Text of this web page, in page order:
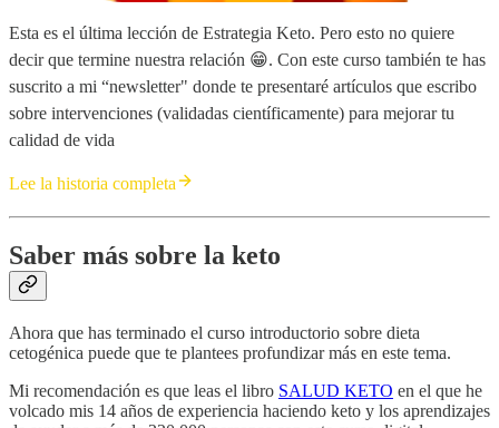
Esta es el última lección de Estrategia Keto. Pero esto no quiere
decir que termine nuestra relación 😁. Con este curso también te has
suscrito a mi “newsletter" donde te presentaré artículos que escribo
sobre intervenciones (validadas científicamente) para mejorar tu
calidad de vida
Lee la historia completa
Saber más sobre la keto
Ahora que has terminado el curso introductorio sobre dieta
cetogénica puede que te plantees profundizar más en este tema.
Mi recomendación es que leas el libro SALUD KETO en el que he
volcado mis 14 años de experiencia haciendo keto y los aprendizajes